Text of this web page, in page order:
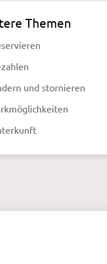
Themen
und stornieren